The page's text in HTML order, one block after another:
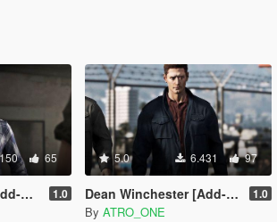
65
1.0
5.0 6.431 97
Dean Winchester [Add-On] 1.0
By ATRO_ONE